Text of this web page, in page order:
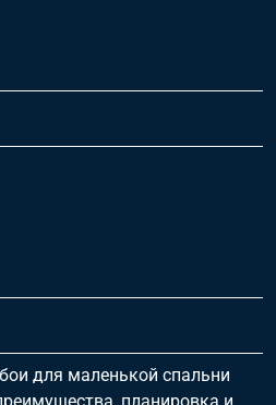
для маленькой спальни